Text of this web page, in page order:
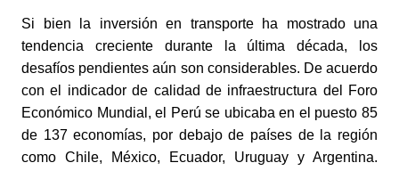
Si bien la inversión en transporte ha mostrado una
tendencia creciente durante la última década, los
desafíos pendientes aún son considerables. De acuerdo
con el indicador de calidad de infraestructura del Foro
Económico Mundial, el Perú se ubicaba en el puesto 85
de 137 economías, por debajo de países de la región
como Chile, México, Ecuador, Uruguay y Argentina.